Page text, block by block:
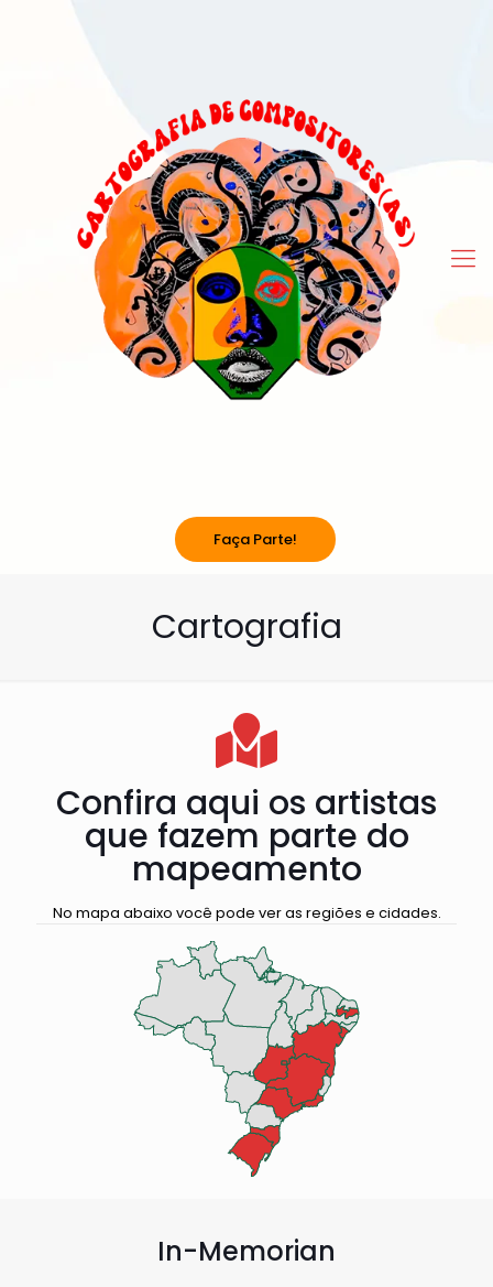
Faça Parte!
Cartografia
Confira aqui os artistas
que fazem parte do
mapeamento
No mapa abaixo você pode ver as regiões e cidades.
In-Memorian